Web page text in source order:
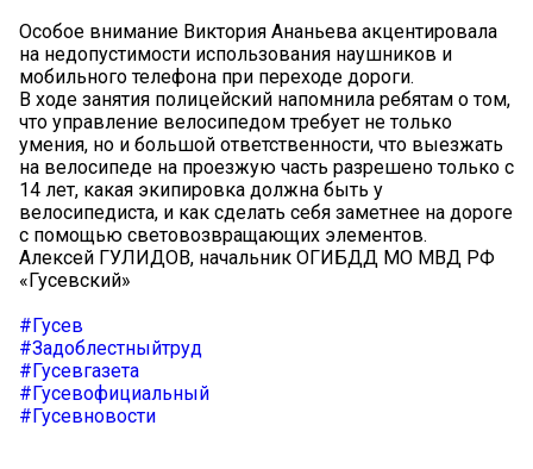
Особое внимание Виктория Ананьева акцентировала
на недопустимости использования наушников и
мобильного телефона при переходе дороги.
В ходе занятия полицейский напомнила ребятам о том,
что управление велосипедом требует не только
умения, но и большой ответственности, что выезжать
на велосипеде на проезжую часть разрешено только с
14 лет, какая экипировка должна быть у
велосипедиста, и как сделать себя заметнее на дороге
с помощью световозвращающих элементов.
Алексей ГУЛИДОВ, начальник ОГИБДД МО МВД РФ
«Гусевский»
#Гусев
#Задоблестныйтруд
#Гусевгазета
#Гусевофициальный
#Гусевновости